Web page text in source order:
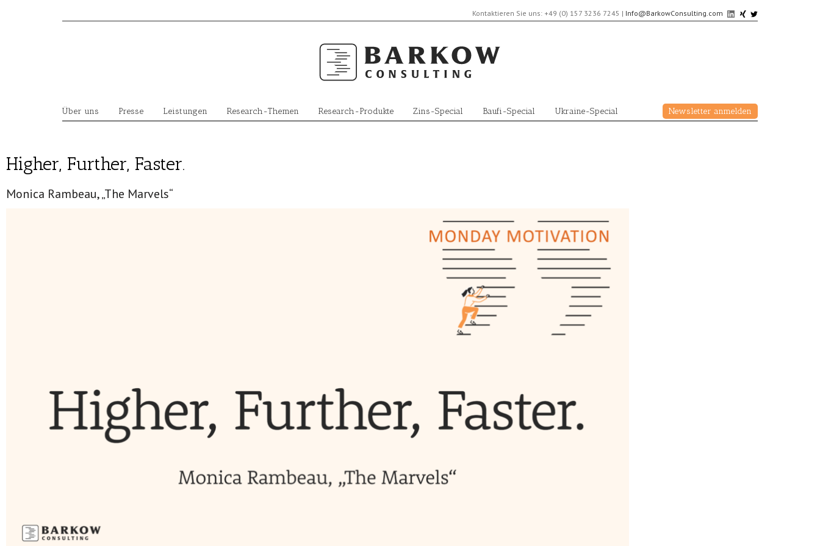
Kontaktieren Sie uns: +49 (0) 157 3236 7245 | Info@BarkowConsulting.com
Über uns Presse Leistungen Research-Themen Research-Produkte Zins-Special Baufi-Special Ukraine-Special Newsletter anmelden
Higher, Further, Faster.
Monica Rambeau, „The Marvels“